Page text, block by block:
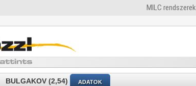
MILC rendszerek
BULGAKOV (2,54) ADATOK